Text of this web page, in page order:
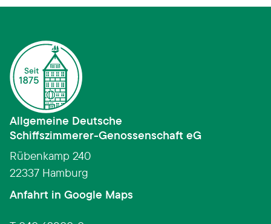
Allgemeine Deutsche
Schiffszimmerer­-­Genossenschaft eG
Rübenkamp 240
22337 Hamburg
Anfahrt in Google Maps